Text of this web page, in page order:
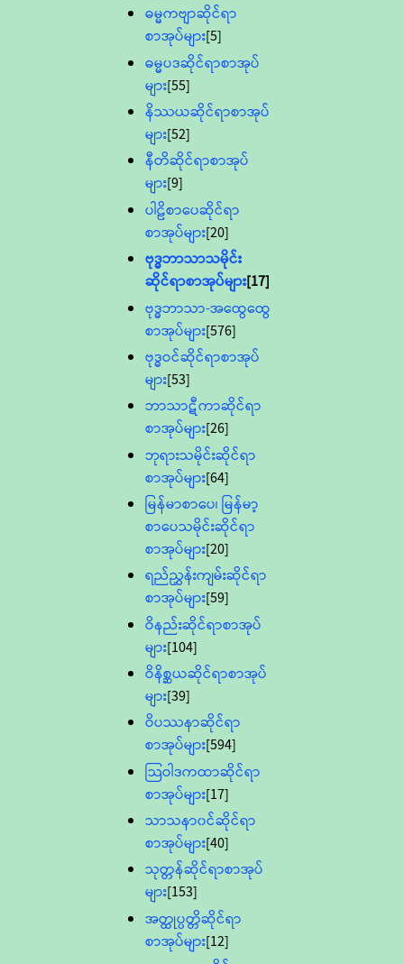
ဓမ္မကဗျာဆိုင်ရာ
စာအုပ်များ[5]
ဓမ္မပဒဆိုင်ရာစာအုပ်
များ[55]
နိဿယဆိုင်ရာစာအုပ်
များ[52]
နီတိဆိုင်ရာစာအုပ်
များ[9]
ပါဠိစာပေဆိုင်ရာ
စာအုပ်များ[20]
ဗုဒ္ဓဘာသာသမိုင်း
ဆိုင်ရာစာအုပ်များ[17]
ဗုဒ္ဓဘာသာ-အထွေထွေ
စာအုပ်များ[576]
ဗုဒ္ဓဝင်ဆိုင်ရာစာအုပ်
များ[53]
ဘာသာဋီကာဆိုင်ရာ
စာအုပ်များ[26]
ဘုရားသမိုင်းဆိုင်ရာ
စာအုပ်များ[64]
မြန်မာစာပေ၊ မြန်မာ့
စာပေသမိုင်းဆိုင်ရာ
စာအုပ်များ[20]
ရည်ညွှန်းကျမ်းဆိုင်ရာ
စာအုပ်များ[59]
ဝိနည်းဆိုင်ရာစာအုပ်
များ[104]
ဝိနိစ္ဆယဆိုင်ရာစာအုပ်
များ[39]
ဝိပဿနာဆိုင်ရာ
စာအုပ်များ[594]
သြဝါဒကထာဆိုင်ရာ
စာအုပ်များ[17]
သာသနာ၀င်ဆိုင်ရာ
စာအုပ်များ[40]
သုတ္တန်ဆိုင်ရာစာအုပ်
များ[153]
အတ္ထုပ္ပတ္တိဆိုင်ရာ
စာအုပ်များ[12]